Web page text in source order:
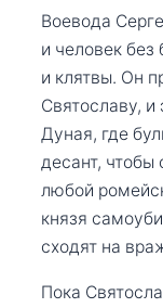
Воевода
и человек без
и клятвы. Он
Святославу, и
Дуная, где
десант, чтобы
любой
князя
сходят на
Пока